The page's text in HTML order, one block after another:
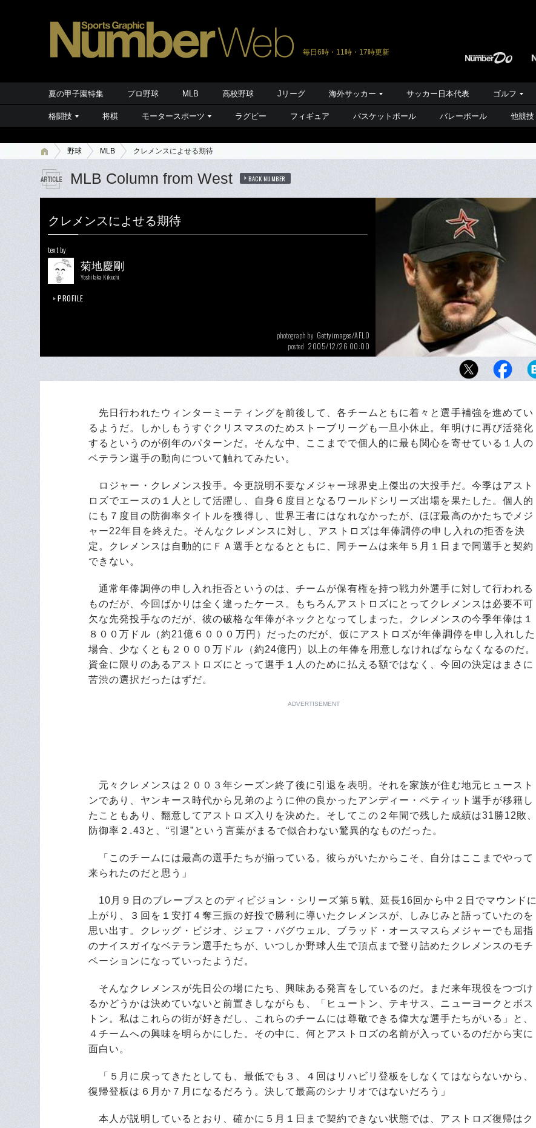
毎日6時・11時・17時更新
夏の甲子園特集 プロ野球 MLB 高校野球 Jリーグ 海外サッカー サッカー日本代表 ゴルフ
格闘技 将棋 モータースポーツ ラグビー フィギュア バスケットボール バレーボール 他競技
野球 MLB クレメンスによせる期待
MLB Column from West BACK NUMBER
クレメンスによせる期待
text by
菊地慶剛
Yoshitaka Kikuchi
PROFILE
photograph by Gettyimages/AFLO
posted 2005/12/26 00:00
先日行われたウィンターミーティングを前後して、各チームともに着々と選手補強を進めてい
るようだ。しかしもうすぐクリスマスのためストーブリーグも一旦小休止。年明けに再び活発化
するというのが例年のパターンだ。そんな中、ここまでで個人的に最も関心を寄せている１人の
ベテラン選手の動向について触れてみたい。
ロジャー・クレメンス投手。今更説明不要なメジャー球界史上傑出の大投手だ。今季はアスト
ロズでエースの１人として活躍し、自身６度目となるワールドシリーズ出場を果たした。個人的
にも７度目の防御率タイトルを獲得し、世界王者にはなれなかったが、ほぼ最高のかたちでメジ
ャー22年目を終えた。そんなクレメンスに対し、アストロズは年俸調停の申し入れの拒否を決
定。クレメンスは自動的にＦＡ選手となるとともに、同チームは来年５月１日まで同選手と契約
できない。
通常年俸調停の申し入れ拒否というのは、チームが保有権を持つ戦力外選手に対して行われる
ものだが、今回ばかりは全く違ったケース。もちろんアストロズにとってクレメンスは必要不可
欠な先発投手なのだが、彼の破格な年俸がネックとなってしまった。クレメンスの今季年俸は１
８００万ドル（約21億６０００万円）だったのだが、仮にアストロズが年俸調停を申し入れした
場合、少なくとも２０００万ドル（約24億円）以上の年俸を用意しなければならなくなるのだ。
資金に限りのあるアストロズにとって選手１人のために払える額ではなく、今回の決定はまさに
苦渋の選択だったはずだ。
ADVERTISEMENT
元々クレメンスは２００３年シーズン終了後に引退を表明。それを家族が住む地元ヒュースト
ンであり、ヤンキース時代から兄弟のように仲の良かったアンディー・ペティット選手が移籍し
たこともあり、翻意してアストロズ入りを決めた。そしてこの２年間で残した成績は31勝12敗、
防御率２.43と、“引退”という言葉がまるで似合わない驚異的なものだった。
「このチームには最高の選手たちが揃っている。彼らがいたからこそ、自分はここまでやって
来られたのだと思う」
10月９日のブレーブスとのディビジョン・シリーズ第５戦、延長16回から中２日でマウンドに
上がり、３回を１安打４奪三振の好投で勝利に導いたクレメンスが、しみじみと語っていたのを
思い出す。クレッグ・ビジオ、ジェフ・バグウェル、ブラッド・オースマスらメジャーでも屈指
のナイスガイなベテラン選手たちが、いつしか野球人生で頂点まで登り詰めたクレメンスのモチ
ベーションになっていったようだ。
そんなクレメンスが先日公の場にたち、興味ある発言をしているのだ。まだ来年現役をつづけ
るかどうかは決めていないと前置きしながらも、「ヒュートン、テキサス、ニューヨークとボス
トン。私はこれらの街が好きだし、これらのチームには尊敬できる偉大な選手たちがいる」と、
４チームへの興味を明らかにした。その中に、何とアストロズの名前が入っているのだから実に
面白い。
「５月に戻ってきたとしても、最低でも３、４回はリハビリ登板をしなくてはならないから、
復帰登板は６月か７月になるだろう。決して最高のシナリオではないだろう」
本人が説明しているとおり、確かに５月１日まで契約できない状態では、アストロズ復帰はク